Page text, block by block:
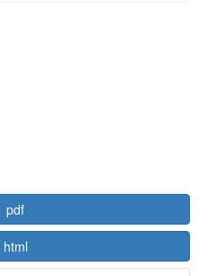
pdf
html